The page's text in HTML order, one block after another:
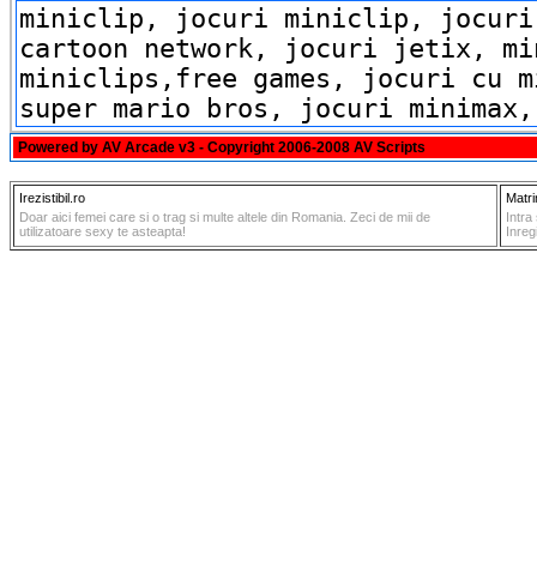
Powered by AV Arcade v3 - Copyright 2006-2008 AV Scripts
Irezistibil.ro
Doar aici femei care si o trag si multe altele din Romania. Zeci de mii de
utilizatoare sexy te asteapta!
Intra